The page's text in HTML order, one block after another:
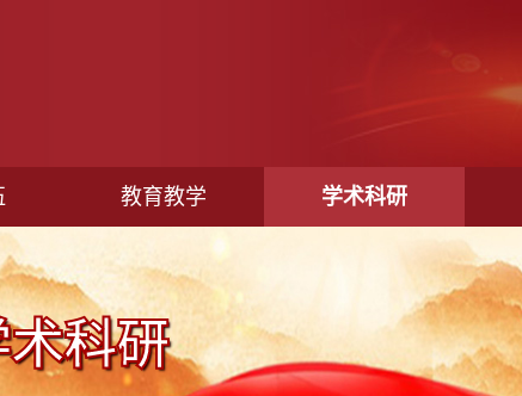
教育教学 学术科研
科研